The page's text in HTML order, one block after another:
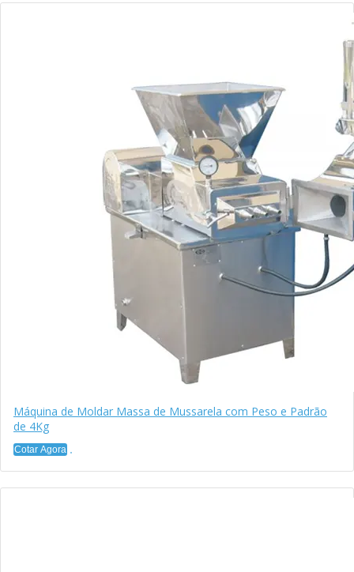
Máquina de Moldar Massa de Mussarela com Peso e Padrão
de 4Kg
Cotar Agora